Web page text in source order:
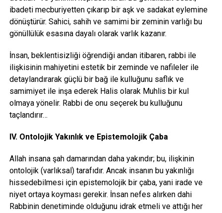
ibadeti mecburiyetten çıkarıp bir aşk ve sadakat eylemine
dönüştürür. Sahici, sahih ve samimi bir zeminin varlığı bu
gönüllülük esasına dayalı olarak varlık kazanır.
İnsan, beklentisizliği öğrendiği andan itibaren, rabbi ile
ilişkisinin mahiyetini estetik bir zeminde ve nafileler ile
detaylandırarak güçlü bir bağ ile kulluğunu saflık ve
samimiyet ile inşa ederek Halis olarak Muhlis bir kul
olmaya yönelir. Rabbi de onu seçerek bu kulluğunu
taçlandırır…
IV. Ontolojik Yakınlık ve Epistemolojik Çaba
Allah insana şah damarından daha yakındır; bu, ilişkinin
ontolojik (varlıksal) tarafıdır. Ancak insanın bu yakınlığı
hissedebilmesi için epistemolojik bir çaba, yani irade ve
niyet ortaya koyması gerekir. İnsan nefes alırken dahi
Rabbinin denetiminde olduğunu idrak etmeli ve attığı her